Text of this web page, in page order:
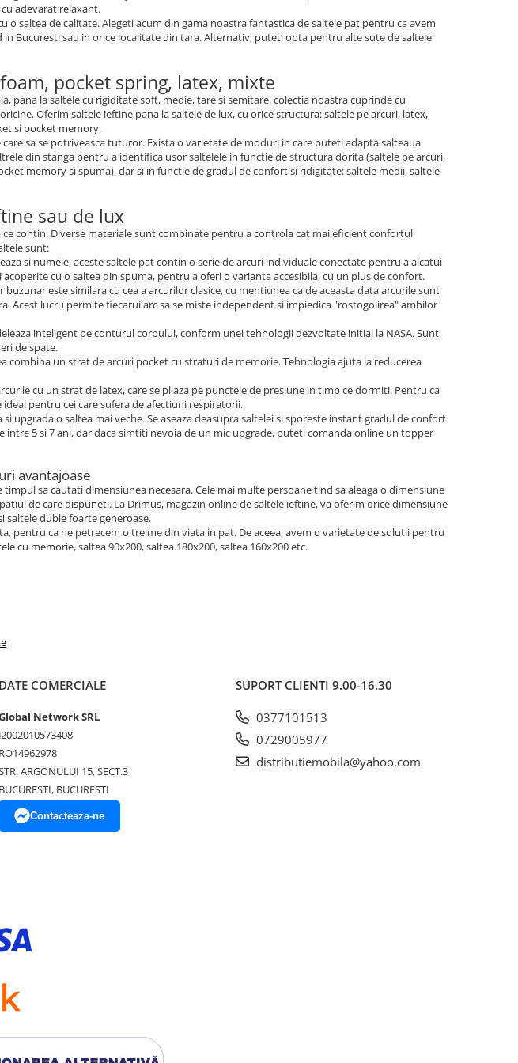
adevarat relaxant.
saltea de calitate. Alegeti acum din gama noastra fantastica de saltele pat pentru ca avem
Bucuresti sau in orice localitate din tara. Alternativ, puteti opta pentru alte sute de saltele
pocket spring, latex, mixte
pana la saltele cu rigiditate soft, medie, tare si semitare, colectia noastra cuprinde cu
Oferim saltele ieftine pana la saltele de lux, cu orice structura: saltele pe arcuri, latex,
si pocket memory.
sa se potriveasca tuturor. Exista o varietate de moduri in care puteti adapta salteaua
din stanga pentru a identifica usor saltelele in functie de structura dorita (saltele pe arcuri,
memory si spuma), dar si in functie de gradul de confort si ridigitate: saltele medii, saltele
sau de lux
ce contin. Diverse materiale sunt combinate pentru a controla cat mai eficient confortul
sunt:
si numele, aceste saltele pat contin o serie de arcuri individuale conectate pentru a alcatui
cu o saltea din spuma, pentru a oferi o varianta accesibila, cu un plus de confort.
buzunar este similara cu cea a arcurilor clasice, cu mentiunea ca de aceasta data arcurile sunt
Acest lucru permite fiecarui arc sa se miste independent si impiedica "rostogolirea" ambilor
inteligent pe conturul corpului, conform unei tehnologii dezvoltate initial la NASA. Sunt
de spate.
combina un strat de arcuri pocket cu straturi de memorie. Tehnologia ajuta la reducerea
cu un strat de latex, care se pliaza pe punctele de presiune in timp ce dormiti. Pentru ca
pentru cei care sufera de afectiuni respiratorii.
upgrada o saltea mai veche. Se aseaza deasupra saltelei si sporeste instant gradul de confort
intre 5 si 7 ani, dar daca simtiti nevoia de un mic upgrade, puteti comanda online un topper
avantajoase
sa cautati dimensiunea necesara. Cele mai multe persoane tind sa aleaga o dimensiune
de care dispuneti. La Drimus, magazin online de saltele ieftine, va oferim orice dimensiune
saltele duble foarte generoase.
pentru ca ne petrecem o treime din viata in pat. De aceea, avem o varietate de solutii pentru
cu memorie, saltea 90x200, saltea 180x200, saltea 160x200 etc.
DATE COMERCIALE
Network SRL
J2002010573408
RO14962978
ARGONULUI 15, SECT.3
BUCURESTI, BUCURESTI
Contacteaza-ne
SUPORT CLIENTI 9.00-16.30
0377101513
0729005977
distributiemobila@yahoo.com